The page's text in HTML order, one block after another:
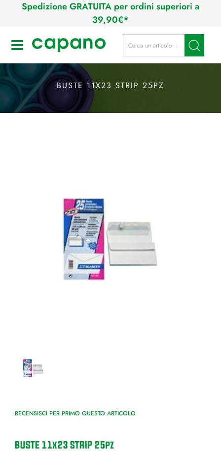
Spedizione GRATUITA per ordini superiori a
39,90€*
Open La modifica di un filtro
BUSTE 11X23 STRIP 25PZ
RECENSISCI PER PRIMO QUESTO ARTICOLO
BUSTE 11x23 STRIP 25pz